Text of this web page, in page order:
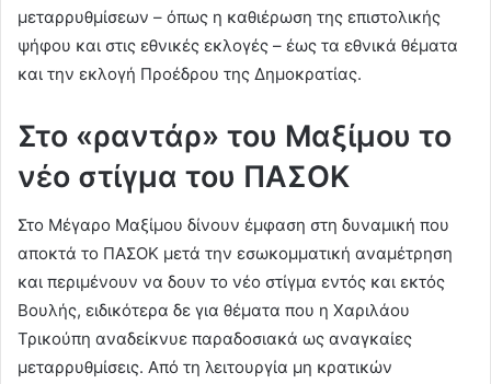
μεταρρυθμίσεων – όπως η καθιέρωση της επιστολικής
ψήφου και στις εθνικές εκλογές – έως τα εθνικά θέματα
και την εκλογή Προέδρου της Δημοκρατίας.
Στο «ραντάρ» του Μαξίμου το
νέο στίγμα του ΠΑΣΟΚ
Στο Μέγαρο Μαξίμου δίνουν έμφαση στη δυναμική που
αποκτά το ΠΑΣΟΚ μετά την εσωκομματική αναμέτρηση
και περιμένουν να δουν το νέο στίγμα εντός και εκτός
Βουλής, ειδικότερα δε για θέματα που η Χαριλάου
Τρικούπη αναδείκνυε παραδοσιακά ως αναγκαίες
μεταρρυθμίσεις. Από τη λειτουργία μη κρατικών